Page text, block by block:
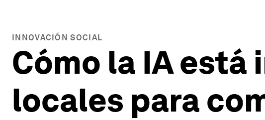
INNOVACIÓN SOCIAL
Cómo la IA
locales para